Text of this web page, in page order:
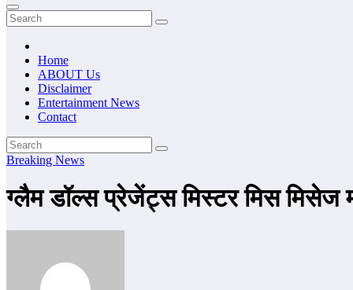
Home
ABOUT Us
Disclaimer
Entertainment News
Contact
Breaking News
ग्लैम डॉल्स प्रेजेंट्स मिस्टर मिस